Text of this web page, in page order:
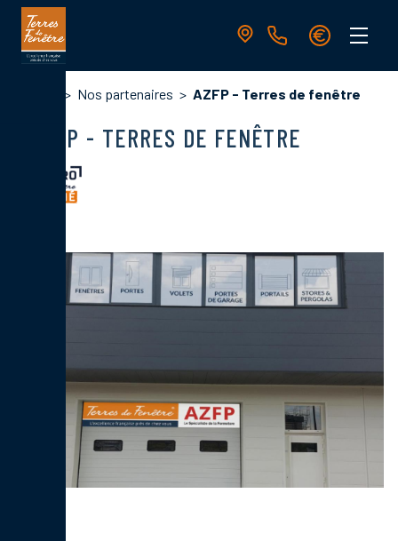
Aller
contenu
principale
Nos partenaires AZFP - Terres de fenêtre
AZFP - TERRES DE FENÊTRE